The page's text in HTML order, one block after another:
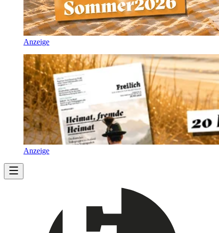
Anzeige
Anzeige